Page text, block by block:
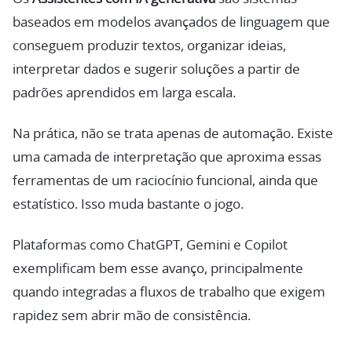
baseados em modelos avançados de linguagem que
conseguem produzir textos, organizar ideias,
interpretar dados e sugerir soluções a partir de
padrões aprendidos em larga escala.
Na prática, não se trata apenas de automação. Existe
uma camada de interpretação que aproxima essas
ferramentas de um raciocínio funcional, ainda que
estatístico. Isso muda bastante o jogo.
Plataformas como ChatGPT, Gemini e Copilot
exemplificam bem esse avanço, principalmente
quando integradas a fluxos de trabalho que exigem
rapidez sem abrir mão de consistência.